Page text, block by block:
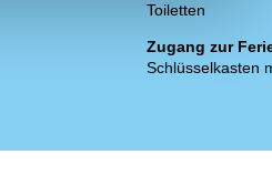
Toiletten
Zugang zur
Schlüsselkasten